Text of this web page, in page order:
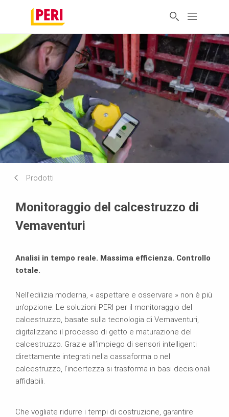
Prodotti
Monitoraggio del calcestruzzo di
Vemaventuri
Analisi in tempo reale. Massima efficienza. Controllo
totale.
Nell’edilizia moderna, « aspettare e osservare » non è più
un’opzione. Le soluzioni PERI per il monitoraggio del
calcestruzzo, basate sulla tecnologia di Vemaventuri,
digitalizzano il processo di getto e maturazione del
calcestruzzo. Grazie all’impiego di sensori intelligenti
direttamente integrati nella cassaforma o nel
calcestruzzo, l’incertezza si trasforma in basi decisionali
affidabili.
Che vogliate ridurre i tempi di costruzione, garantire